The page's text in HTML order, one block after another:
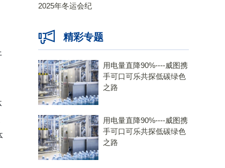
精彩专题
用电量直降90%----威图携
手可口可乐共探低碳绿色
之路
用电量直降90%----威图携
手可口可乐共探低碳绿色
之路